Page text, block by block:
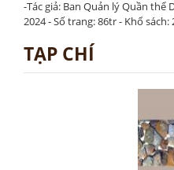
-Tác giả: Ban Quản lý Quần thể
2024 - Số trang: 86tr - Khổ
TẠP CHÍ